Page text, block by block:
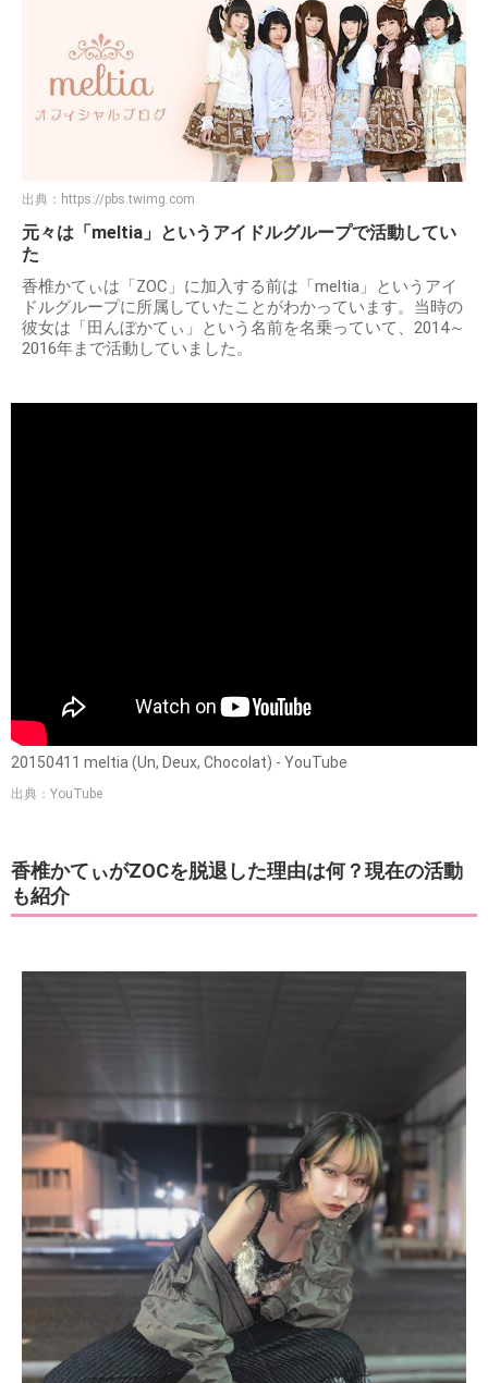
出典： https://pbs.twimg.com
元々は「meltia」というアイドルグループで活動してい
た
香椎かてぃは「ZOC」に加入する前は「meltia」というアイ
ドルグループに所属していたことがわかっています。当時の
彼女は「田んぼかてぃ」という名前を名乗っていて、2014～
2016年まで活動していました。
20150411 meltia (Un, Deux, Chocolat) - YouTube
出典：YouTube
香椎かてぃがZOCを脱退した理由は何？現在の活動
も紹介